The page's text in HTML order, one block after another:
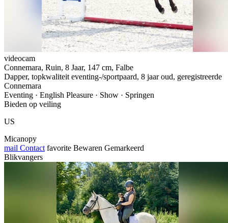
videocam
Connemara, Ruin, 8 Jaar, 147 cm, Falbe
Dapper, topkwaliteit eventing-/sportpaard, 8 jaar oud, geregistreerde
Connemara
Eventing · English Pleasure · Show · Springen
Bieden op veiling
US
Micanopy
mail Contact favorite Bewaren Gemarkeerd
Blikvangers